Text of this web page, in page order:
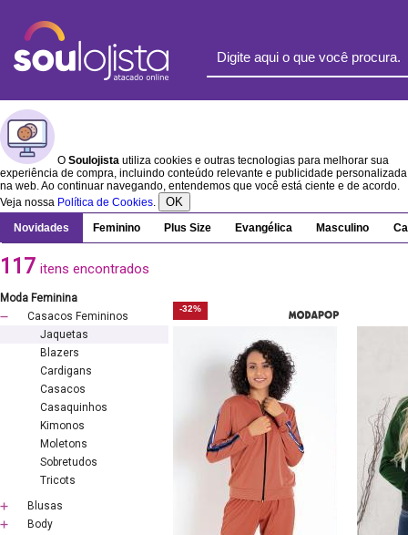
O Soulojista utiliza cookies e outras tecnologias para melhorar sua
experiência de compra, incluindo conteúdo relevante e publicidade personalizada
na web. Ao continuar navegando, entendemos que você está ciente e de acordo.
Veja nossa Política de Cookies. OK
Novidades Feminino Plus Size Evangélica Masculino
117 itens encontrados
Moda Feminina
Casacos Femininos
Jaquetas
Blazers
Cardigans
Casacos
Casaquinhos
Kimonos
Moletons
Sobretudos
Tricots
Blusas
Body
-32%